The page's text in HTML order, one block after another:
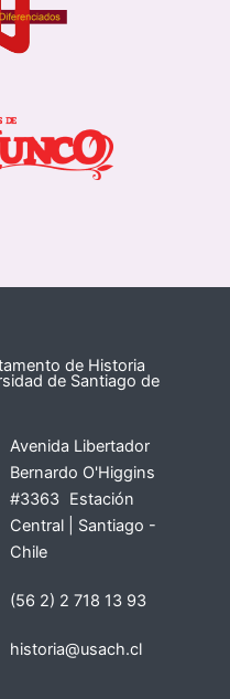
de Historia
de Santiago de
Avenida Libertador
Bernardo O'Higgins
#3363 Estación
Central | Santiago -
Chile
(56 2) 2 718 13 93
historia@usach.cl